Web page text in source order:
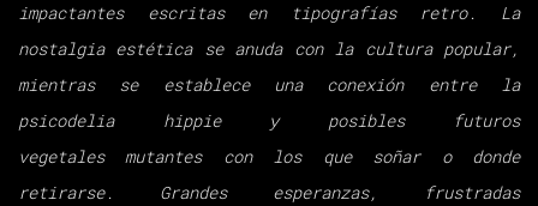
impactantes escritas en
tipografías retro. La
nostalgia estética se anuda con la cultura popular,
mientras se establece una conexión entre la
psicodelia hippie y posibles futuros
vegetalesmutantes con los que soñar o donde
retirarse. Grandes esperanzas, frustradas